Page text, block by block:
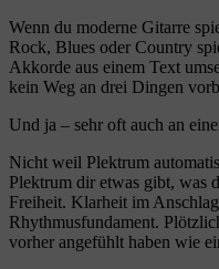
Wenn du moderne Gitarre
Rock, Blues oder Country
Akkorde aus einem Text
kein Weg an drei Dingen
Und ja – sehr oft auch an
Nicht weil Plektrum
Plektrum dir etwas gibt, was
Freiheit. Klarheit im
Rhythmusfundament.
vorher angefühlt haben wie